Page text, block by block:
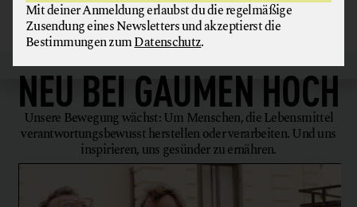
NEU BEI GAUMEN HOCH
Unsere Bewegung wächst: Um Menschen, die Lebensmittel
verantwortungsbewusst herstellen oder verarbeiten. Und uns
inspirieren, uns gesünder zu ernähren.
Mit deiner Anmeldung erlaubst du die regelmäßige
Zusendung eines Newsletters und akzeptierst die
Bestimmungen zumDatenschutz.